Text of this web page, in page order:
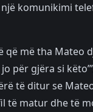
komunikimi
që më tha Mateo
për gjëra si
të ditur se
të matur dhe të